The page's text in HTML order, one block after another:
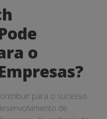
o
para o sucesso
de